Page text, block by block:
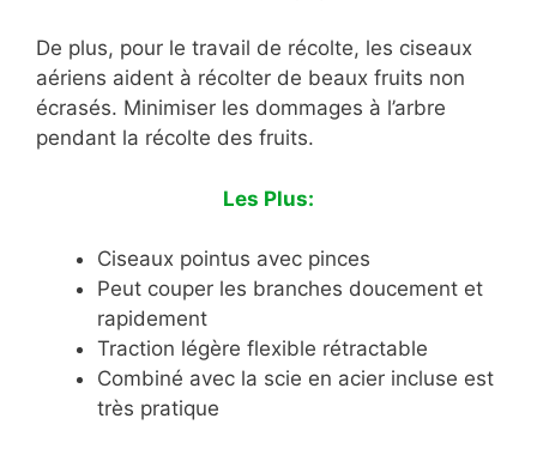
De plus, pour le travail de récolte, les ciseaux
aériens aident à récolter de beaux fruits non
écrasés. Minimiser les dommages à l’arbre
pendant la récolte des fruits.
Les Plus:
Ciseaux pointus avec pinces
Peut couper les branches doucement et
rapidement
Traction légère flexible rétractable
Combiné avec la scie en acier incluse est
très pratique